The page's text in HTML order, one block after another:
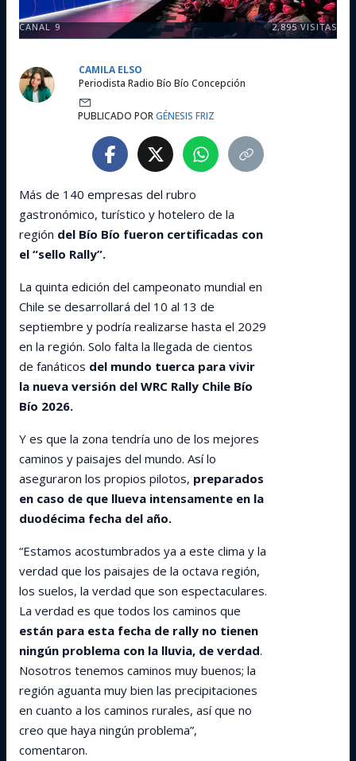
CANAL 9 2,895VISITAS
CAMILA ELSO
Periodista Radio Bío Bío Concepción
PUBLICADO PORGÉNESIS FRIZ
Más de 140 empresas del rubro
gastronómico, turístico y hotelero de la
región del Bío Bío fueron certificadas con
el “sello Rally”.
La quinta edición del campeonato mundial en
Chile se desarrollará del 10 al 13 de
septiembre y podría realizarse hasta el 2029
en la región. Solo falta la llegada de cientos
de fanáticos del mundo tuerca para vivir
la nueva versión del WRC Rally Chile Bío
Bío 2026.
Y es que la zona tendría uno de los mejores
caminos y paisajes del mundo. Así lo
aseguraron los propios pilotos, preparados
en caso de que llueva intensamente en la
duodécima fecha del año.
“Estamos acostumbrados ya a este clima y la
verdad que los paisajes de la octava región,
los suelos, la verdad que son espectaculares.
La verdad es que todos los caminos que
están para esta fecha de rally no tienen
ningún problema con la lluvia, de verdad.
Nosotros tenemos caminos muy buenos; la
región aguanta muy bien las precipitaciones
en cuanto a los caminos rurales, así que no
creo que haya ningún problema”,
comentaron.